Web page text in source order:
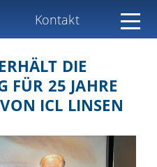
Kontakt
DIE
FÜR 25 JAHRE
ICL LINSEN